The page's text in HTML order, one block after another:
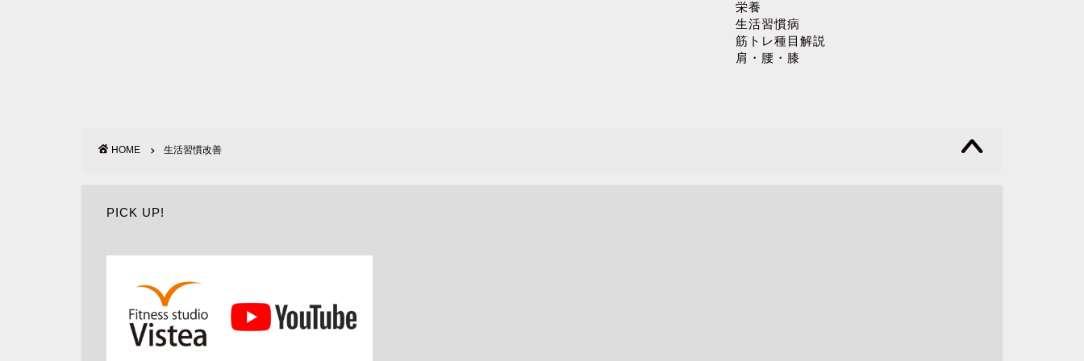
栄養
生活習慣病
筋トレ種目解説
肩・腰・膝
HOME 生活習慣改善
PICK UP!